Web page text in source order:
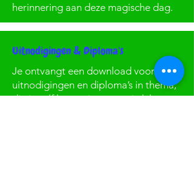
herinnering aan deze magische dag.
Uitnodigingen & Diploma's
Je ontvangt een download voor
uitnodigingen en diploma’s in thema,
die je zelf kunt printen en uitdelen.